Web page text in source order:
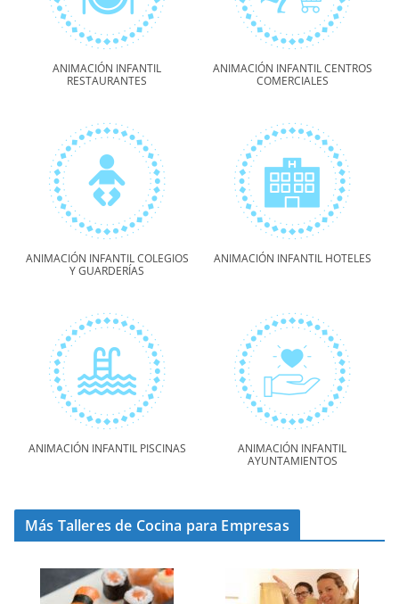
ANIMACIÓN INFANTIL
RESTAURANTES
ANIMACIÓN INFANTIL CENTROS
COMERCIALES
ANIMACIÓN INFANTIL COLEGIOS
Y GUARDERÍAS
ANIMACIÓN INFANTIL HOTELES
ANIMACIÓN INFANTIL PISCINAS
ANIMACIÓN INFANTIL
AYUNTAMIENTOS
Más Talleres de Cocina para Empresas